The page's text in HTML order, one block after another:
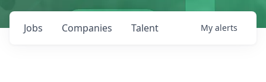
Jobs Companies Talent My alerts